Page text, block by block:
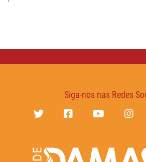
Siga-nos nas Redes